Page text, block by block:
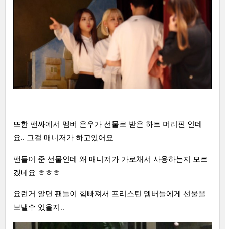
또한 팬싸에서 멤버 은우가 선물로 받은 하트 머리핀 인데
요.. 그걸 매니저가 하고있어요
팬들이 준 선물인데 왜 매니저가 가로채서 사용하는지 모르
겠네요 ㅎㅎㅎ
요런거 알면 팬들이 힘빠져서 프리스틴 멤버들에게 선물을
보낼수 있을지..